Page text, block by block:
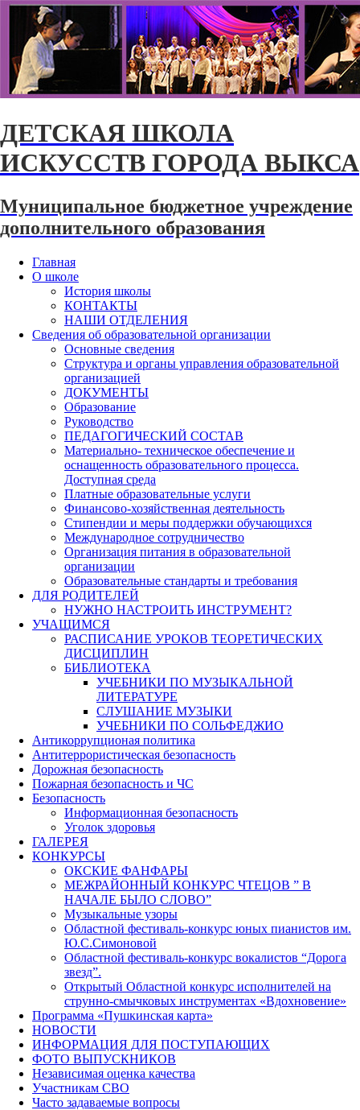
ДЕТСКАЯ ШКОЛА
ИСКУССТВ ГОРОДА ВЫКСА
Муниципальное бюджетное учреждение
дополнительного образования
Главная
О школе
История школы
КОНТАКТЫ
НАШИ ОТДЕЛЕНИЯ
Сведения об образовательной организации
Основные сведения
Структура и органы управления образовательной
организацией
ДОКУМЕНТЫ
Образование
Руководство
ПЕДАГОГИЧЕСКИЙ СОСТАВ
Материально- техническое обеспечение и
оснащенность образовательного процесса.
Доступная среда
Платные образовательные услуги
Финансово-хозяйственная деятельность
Стипендии и меры поддержки обучающихся
Международное сотрудничество
Организация питания в образовательной
организации
Образовательные стандарты и требования
ДЛЯ РОДИТЕЛЕЙ
НУЖНО НАСТРОИТЬ ИНСТРУМЕНТ?
УЧАЩИМСЯ
РАСПИСАНИЕ УРОКОВ ТЕОРЕТИЧЕСКИХ
ДИСЦИПЛИН
БИБЛИОТЕКА
УЧЕБНИКИ ПО МУЗЫКАЛЬНОЙ
ЛИТЕРАТУРЕ
СЛУШАНИЕ МУЗЫКИ
УЧЕБНИКИ ПО СОЛЬФЕДЖИО
Антикоррупционая политика
Антитеррористическая безопасность
Дорожная безопасность
Пожарная безопасность и ЧС
Безопасность
Информационная безопасность
Уголок здоровья
ГАЛЕРЕЯ
КОНКУРСЫ
ОКСКИЕ ФАНФАРЫ
МЕЖРАЙОННЫЙ КОНКУРС ЧТЕЦОВ ” В
НАЧАЛЕ БЫЛО СЛОВО”
Музыкальные узоры
Областной фестиваль-конкурс юных пианистов им.
Ю.С.Симоновой
Областной фестиваль-конкурс вокалистов “Дорога
звезд”.
Открытый Областной конкурс исполнителей на
струнно-смычковых инструментах «Вдохновение»
Программа «Пушкинская карта»
НОВОСТИ
ИНФОРМАЦИЯ ДЛЯ ПОСТУПАЮЩИХ
ФОТО ВЫПУСКНИКОВ
Независимая оценка качества
Участникам СВО
Часто задаваемые вопросы